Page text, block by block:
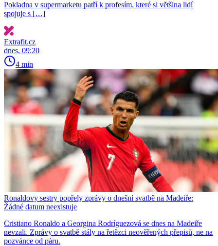
Pokladna v supermarketu patří k profesím, které si většina lidí
spojuje s […]
Extrafit.cz
dnes, 09:20
4 min
Ronaldovy sestry popřely zprávy o dnešní svatbě na Madeiře:
Žádné datum neexistuje
Cristiano Ronaldo a Georgina Rodríguezová se dnes na Madeiře
nevzali. Zprávy o svatbě stály na řetězci neověřených přepisů, ne na
pozvánce od páru.